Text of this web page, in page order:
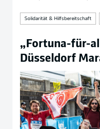
Solidarität & Hilfsbereitschaft
„Fortuna-für-
Düsseldorf